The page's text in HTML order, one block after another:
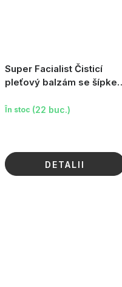
Super Facialist Čisticí
pleťový balzám se
În stoc (22 buc.)
DETALII